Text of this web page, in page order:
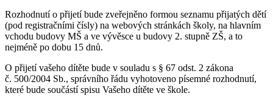
Rozhodnutí o přijetí bude zveřejněno formou seznamu přijatých dětí
(pod registračními čísly) na webových stránkách školy, na hlavním
vchodu budovy MŠ a ve vývěsce u budovy 2. stupně ZŠ, a to
nejméně po dobu 15 dnů.
O přijetí vašeho dítěte bude v souladu s § 67 odst. 2 zákona
č. 500/2004 Sb., správního řádu vyhotoveno písemné rozhodnutí,
které bude součástí spisu Vašeho dítěte ve škole.